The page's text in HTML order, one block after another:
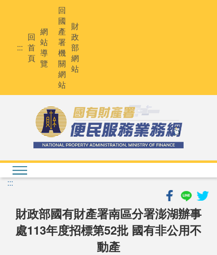
:::
回
首
頁
網
站
導
覽
回
國
產
署
機
關
網
站
財
政
部
網
站
:::
財政部國有財產署南區分署澎湖辦事
處113年度招標第52批 國有非公用不
動產